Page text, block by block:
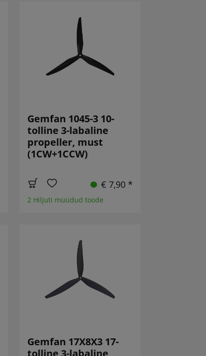
Gemfan 1045-3 10-
tolline 3-labaline
propeller, must
(1CW+1CCW)
€ 7,90 *
2 Hiljuti müüdud toode
Gemfan 17X8X3 17-